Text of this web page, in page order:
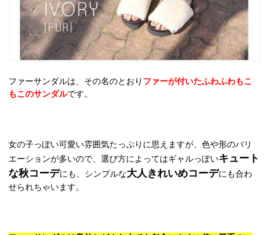
ファーサンダルは、その名のとおり ファーが付いたふわふわもこ
もこのサンダルです。
女の子っぽい可愛い雰囲気たっぷりに思えますが、色や形のバリ
エーションが多いので、選び方によってはギャルっぽいキュート
な秋コーデにも、シンプルな大人きれいめコーデにも合わ
せられちゃいます。